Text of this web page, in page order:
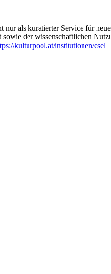
als kuratierter Service für
der wissenschaftlichen
kulturpool.at/institutionen/esel